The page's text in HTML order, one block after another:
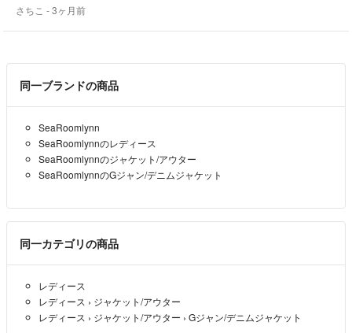
さちこ - 3ヶ月前
同一ブランドの商品
SeaRoomlynn
SeaRoomlynnのレディース
SeaRoomlynnのジャケット/アウター
SeaRoomlynnのGジャン/デニムジャケット
同一カテゴリの商品
レディース
レディース › ジャケット/アウター
レディース › ジャケット/アウター › Gジャン/デニムジャケット